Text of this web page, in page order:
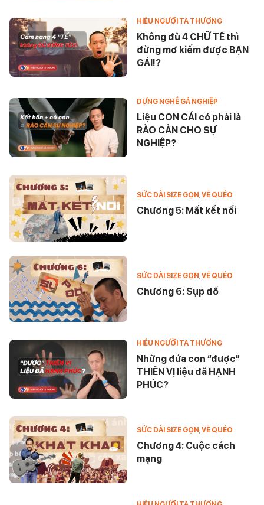
HIỂU NGƯỜI TA THƯƠNG
Không đủ 4 CHỮ TẾ thì
đừng mơ kiếm được BẠN
GÁI!?
DỰNG NGHỀ GẢ NGHIỆP
Liệu CON CÁI có phải là
RÀO CẢN CHO SỰ
NGHIỆP?
SỨC DÀI SIZE GỌN,VỀ QUÉO
Chương 5: Mất kết nối
SỨC DÀI SIZE GỌN VỀ QUÉO
Chương 6: Sụp đổ
HIỂU NGƯỜI TA THƯƠNG
Những đứa con “được”
THIÊN VỊ liệu đã HẠNH
PHÚC?
SỨC DÀI SIZE GỌN,VỀ QUÉO
Chương 4: Cuộc cách
mạng